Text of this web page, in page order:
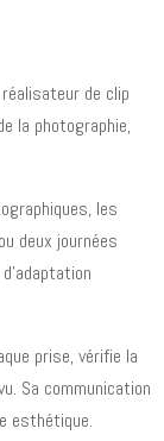
de clip
la photographie,
les
deux journées
prise, vérifie la
Sa communication
esthétique.